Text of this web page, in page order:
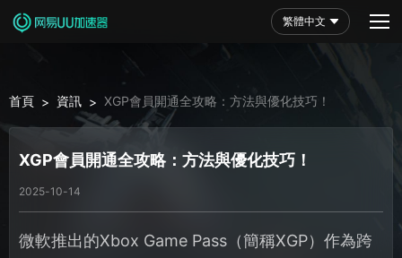
繁體中文
首頁 > 資訊 > XGP會員開通全攻略：方法與優化技巧！
XGP會員開通全攻略：方法與優化技巧！
2025-10-14
微軟推出的Xbox Game Pass（簡稱XGP）作為跨